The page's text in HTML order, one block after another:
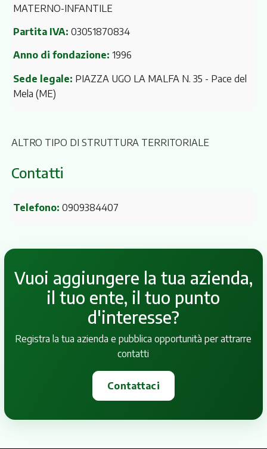
MATERNO-INFANTILE
Partita IVA: 03051870834
Anno di fondazione: 1996
Sede legale: PIAZZA UGO LA MALFA N. 35 - Pace del
Mela (ME)
ALTRO TIPO DI STRUTTURA TERRITORIALE
Contatti
Telefono: 0909384407
Vuoi aggiungere la tua azienda,
il tuo ente, il tuo punto
d'interesse?
Registra la tua azienda e pubblica opportunità per attrarre
contatti
Contattaci